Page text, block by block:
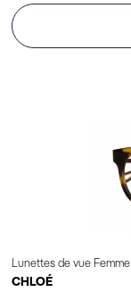
Lunettes de vue Femme
CHLOÉ